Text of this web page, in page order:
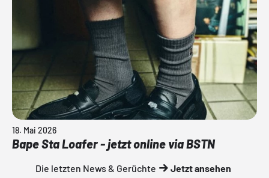
18. Mai 2026
Bape Sta Loafer - jetzt online via BSTN
Die letzten News & Gerüchte Jetzt ansehen